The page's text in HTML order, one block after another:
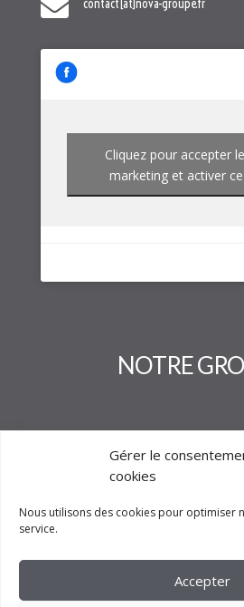
Gérer le
cookies
Nous utilisons des cookies pour optimiser
service.
Accepter

Cliquez pour accepter
marketing et activer
NOTRE